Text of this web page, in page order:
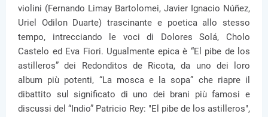
violini (Fernando Limay Bartolomei, Javier Ignacio Núñez,
Uriel Odilon Duarte) trascinante e poetica allo stesso
tempo, intrecciando le voci di Dolores Solá, Cholo
Castelo ed Eva Fiori. Ugualmente epica è “El pibe de los
astilleros” dei Redonditos de Ricota, da uno dei loro
album più potenti, “La mosca e la sopa” che riapre il
dibattito sul significato di uno dei brani più famosi e
discussi del “Indio” Patricio Rey: "El pibe de los astilleros",